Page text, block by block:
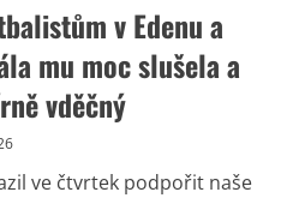
v Edenu a
mu moc slušela a
vděčný
ve čtvrtek podpořit naše